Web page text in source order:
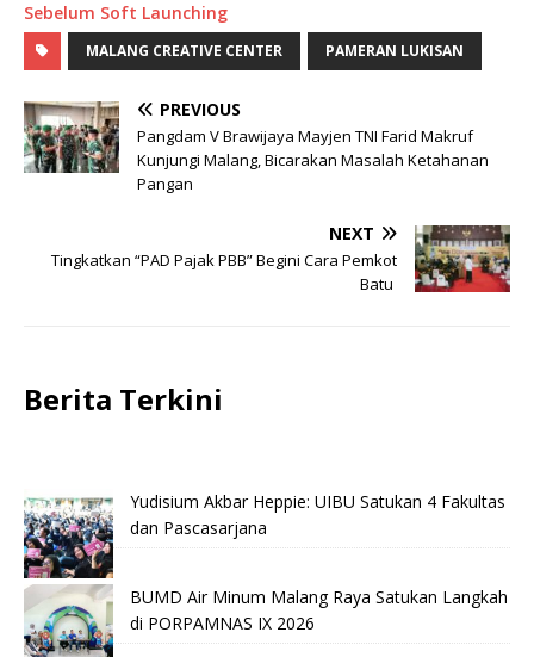
Sebelum Soft Launching
MALANG CREATIVE CENTER PAMERAN LUKISAN
PREVIOUS
Pangdam V Brawijaya Mayjen TNI Farid Makruf
Kunjungi Malang, Bicarakan Masalah Ketahanan
Pangan
NEXT
Tingkatkan “PAD Pajak PBB” Begini Cara Pemkot
Batu
Berita Terkini
Yudisium Akbar Heppie: UIBU Satukan 4 Fakultas
dan Pascasarjana
BUMD Air Minum Malang Raya Satukan Langkah
di PORPAMNAS IX 2026